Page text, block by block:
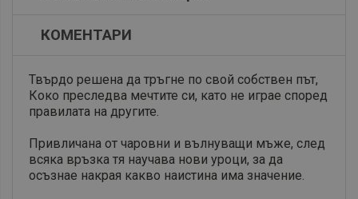
КОМЕНТАРИ
Твърдо решена да тръгне по свой собствен път,
Коко преследва мечтите си, като не играе според
правилата на другите.
Привличана от чаровни и вълнуващи мъже, след
всяка връзка тя научава нови уроци, за да
осъзнае накрая какво наистина има значение.